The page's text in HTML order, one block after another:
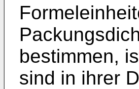
bestimmen,
sind in ihrer